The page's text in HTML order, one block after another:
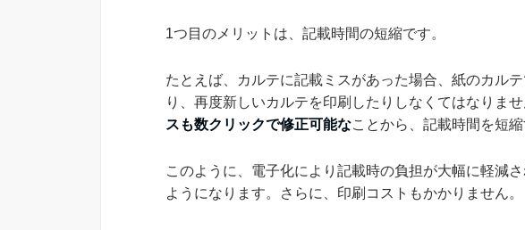
1つ目のメリットは、記載時間の短縮です。
たとえば、カルテに記載ミスがあった場合、紙のカル
り、再度新しいカルテを印刷したりしなくてはなりませ
スも数クリックで修正可能なことから、記載時間を短
このように、電子化により記載時の負担が大幅に軽減
ようになります。さらに、印刷コストもかかりません。